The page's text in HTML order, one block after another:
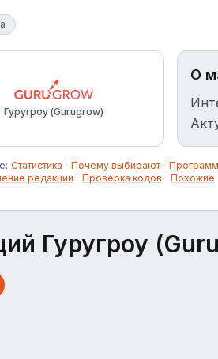
Гуругроу (Gurugrow)
О
Статистика · Почему выбирают ·
редакции · Проверка кодов · Похожие
Гуругроу